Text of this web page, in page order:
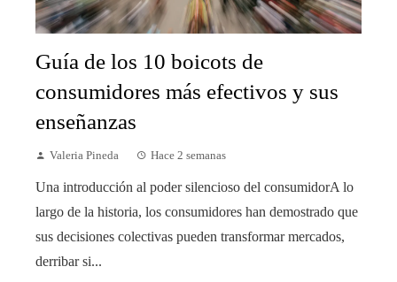
Guía de los 10 boicots de
consumidores más efectivos y sus
enseñanzas
Valeria Pineda Hace 2 semanas
Una introducción al poder silencioso del consumidorA lo
largo de la historia, los consumidores han demostrado que
sus decisiones colectivas pueden transformar mercados,
derribar si...